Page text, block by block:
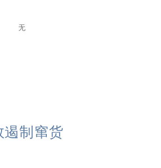
无
遏制窜货